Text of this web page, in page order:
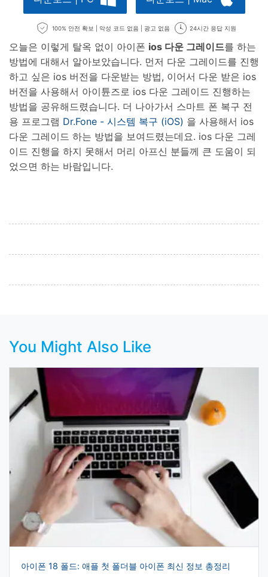
100% 안전 확보 | 악성 코드 없음 | 광고 없음 24시간 응답 지원
오늘은 이렇게 탈옥 없이 아이폰 ios 다운 그레이드를 하는
방법에 대해서 알아보았습니다. 먼저 다운 그레이드를 진행
하고 싶은 ios 버전을 다운받는 방법, 이어서 다운 받은 ios
버전을 사용해서 아이튠즈로 ios 다운 그레이드 진행하는
방법을 공유해드렸습니다. 더 나아가서 스마트 폰 복구 전
용 프로그램 Dr.Fone - 시스템 복구 (iOS) 을 사용해서 ios
다운 그레이드 하는 방법을 보여드렸는데요. ios 다운 그레
이드 진행을 하지 못해서 머리 아프신 분들께 큰 도움이 되
었으면 하는 바람입니다.
You Might Also Like
아이폰 18 폴드: 애플 첫 폴더블 아이폰 최신 정보 총정리